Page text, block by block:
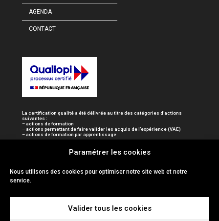
Paramétrer les cookies
Nous utilisons des cookies pour optimiser notre site web et notre
service.
Valider tous les cookies
AGENDA
CONTACT
La certification qualité a été délivrée au titre des catégories d’actions
suivantes :
– actions de formation
– actions permettant de faire valider les acquis de l’expérience (VAE)
– actions de formation par apprentissage